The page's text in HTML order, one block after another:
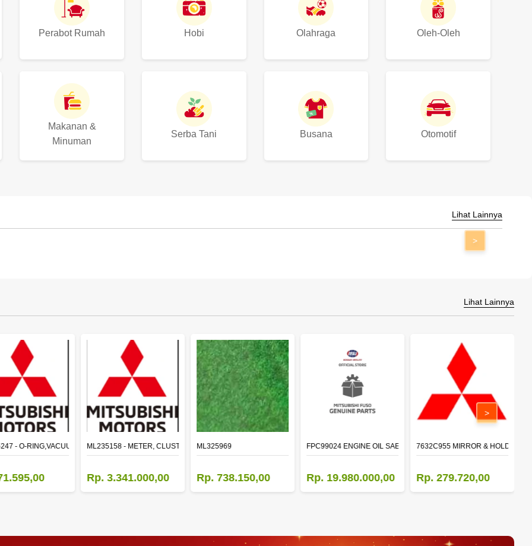
Perabot Rumah Hobi Olahraga Oleh-Oleh
Makanan &
Minuman
Serba Tani Busana Otomotif
Lihat Lainnya
>
Lihat Lainnya
- O-RING,VACUUM PUMPML235158 - METER, CLUSTER CANTER
Rp. 3.341.000,00
ML325969
Rp. 738.150,00
FPC99024 ENGINE OIL SAE 15W-40 API CI-4 (200L)
Rp. 19.980.000,00
7632C955 MIRROR &
Rp. 279.720,00
>